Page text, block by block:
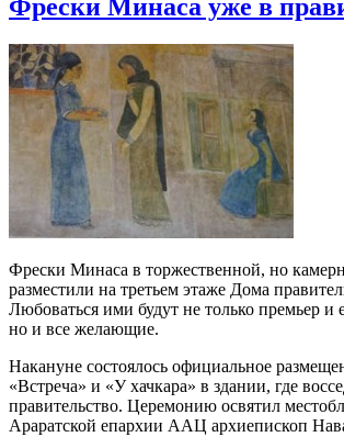
Фрески Минаса уже в
Фрески Минаса в торжественной, но
разместили на третьем этаже Дома
Любоваться ими будут не только премьер и
но и все желающие.
Накануне состоялось официальное
«Встреча» и «У хачкара» в здании, где
правительство. Церемонию освятил
Араратской епархии ААЦ архиепископ